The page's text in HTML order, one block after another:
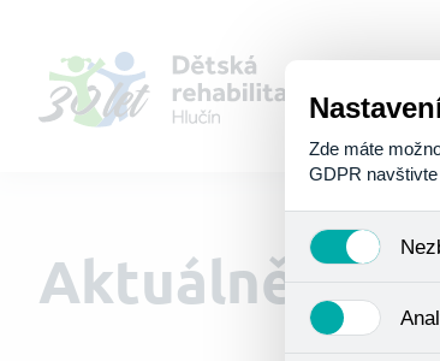
Aktuálně u
Zde máte
GDPR navštivte
Používají se